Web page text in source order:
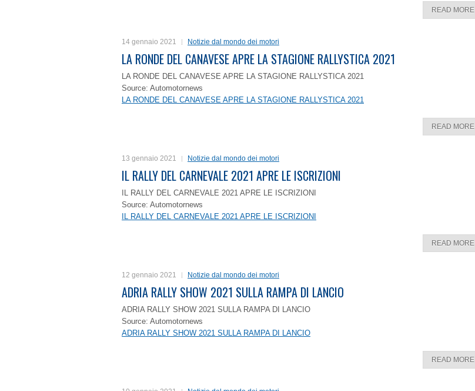
READ MORE
14 gennaio 2021 Notizie dal mondo dei motori
LA RONDE DEL CANAVESE APRE LA STAGIONE RALLYSTICA 2021
LA RONDE DEL CANAVESE APRE LA STAGIONE RALLYSTICA 2021
Source: Automotornews
LA RONDE DEL CANAVESE APRE LA STAGIONE RALLYSTICA 2021
READ MORE
13 gennaio 2021 Notizie dal mondo dei motori
IL RALLY DEL CARNEVALE 2021 APRE LE ISCRIZIONI
IL RALLY DEL CARNEVALE 2021 APRE LE ISCRIZIONI
Source: Automotornews
IL RALLY DEL CARNEVALE 2021 APRE LE ISCRIZIONI
READ MORE
12 gennaio 2021 Notizie dal mondo dei motori
ADRIA RALLY SHOW 2021 SULLA RAMPA DI LANCIO
ADRIA RALLY SHOW 2021 SULLA RAMPA DI LANCIO
Source: Automotornews
ADRIA RALLY SHOW 2021 SULLA RAMPA DI LANCIO
READ MORE